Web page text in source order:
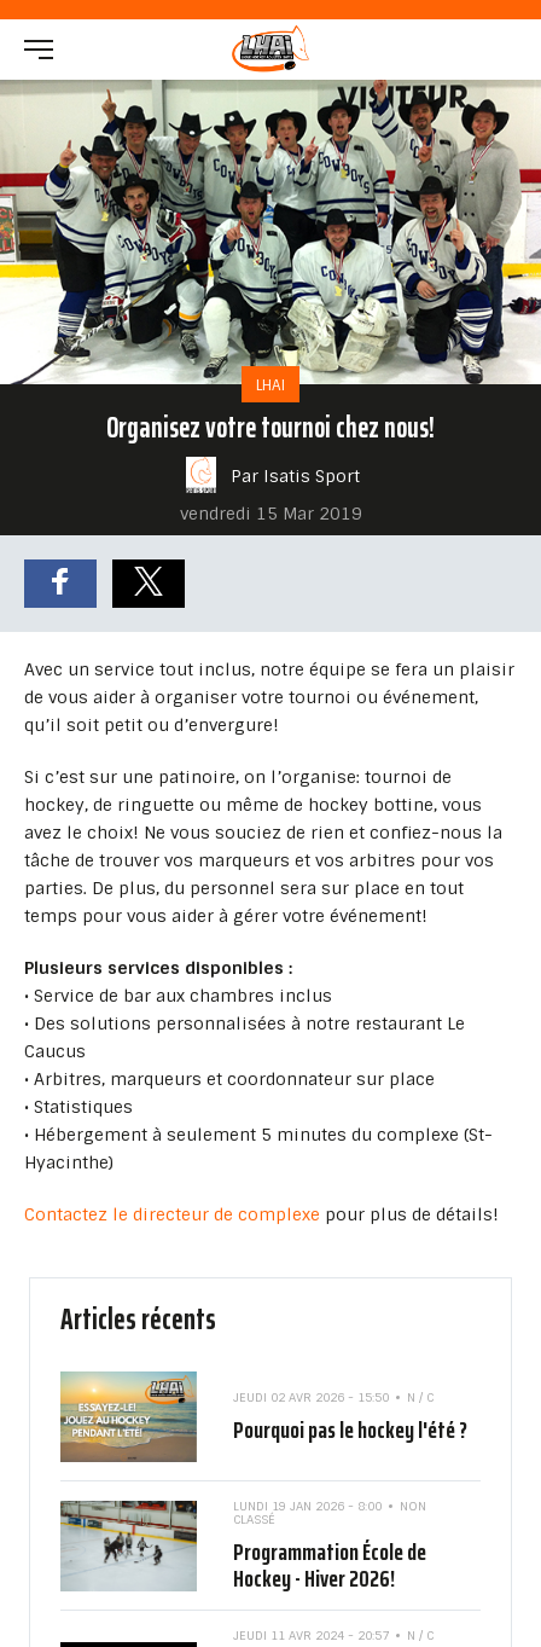
LHAI
Organisez votre tournoi chez nous!
Par Isatis Sport
vendredi 15 Mar 2019
Avec un service tout inclus, notre équipe se fera un plaisir
de vous aider à organiser votre tournoi ou événement,
qu’il soit petit ou d’envergure!
Si c’est sur une patinoire, on l’organise: tournoi de
hockey, de ringuette ou même de hockey bottine, vous
avez le choix! Ne vous souciez de rien et confiez-nous la
tâche de trouver vos marqueurs et vos arbitres pour vos
parties. De plus, du personnel sera sur place en tout
temps pour vous aider à gérer votre événement!
Plusieurs services disponibles :
• Service de bar aux chambres inclus
• Des solutions personnalisées à notre restaurant Le
Caucus
• Arbitres, marqueurs et coordonnateur sur place
• Statistiques
• Hébergement à seulement 5 minutes du complexe (St-
Hyacinthe)
Contactez le directeur de complexe pour plus de détails!
Articles récents
JEUDI 02 AVR 2026 - 15:50 N / C
Pourquoi pas le hockey l'été ?
LUNDI 19 JAN 2026 - 8:00
NON
CLASSÉ
Programmation École de
Hockey - Hiver 2026!
JEUDI 11 AVR 2024 - 20:57 N / C